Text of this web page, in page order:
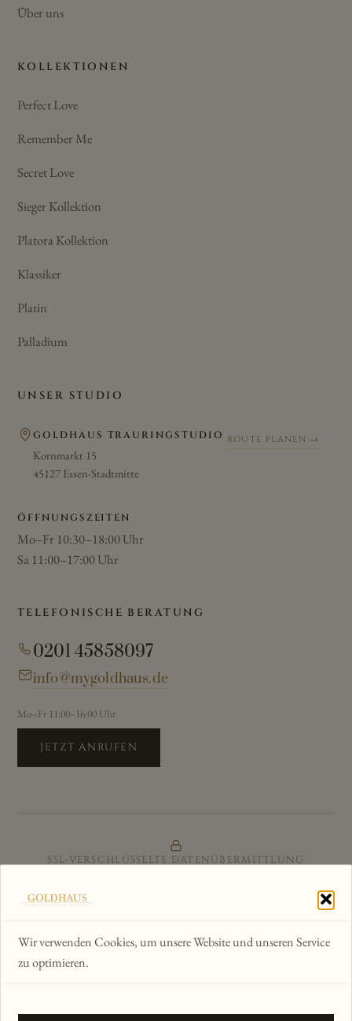
Wir verwenden Cookies, um unsere Website und unseren Service
zu optimieren.
Über uns
KOLLEKTIONEN
Perfect Love
Remember Me
Secret Love
Sieger Kollektion
Platora Kollektion
Klassiker
Platin
Palladium
UNSER STUDIO
GOLDHAUS TRAURINGSTUDIO
Kornmarkt 15
45127 Essen-Stadtmitte
ROUTE PLANEN →
ÖFFNUNGSZEITEN
Mo–Fr 10:30–18:00 Uhr
Sa 11:00–17:00 Uhr
TELEFONISCHE BERATUNG
0201 45858097
info@mygoldhaus.de
Mo–Fr 11:00–16:00 Uhr
JETZT ANRUFEN
SSL-VERSCHLÜSSELTE DATENÜBERMITTLUNG